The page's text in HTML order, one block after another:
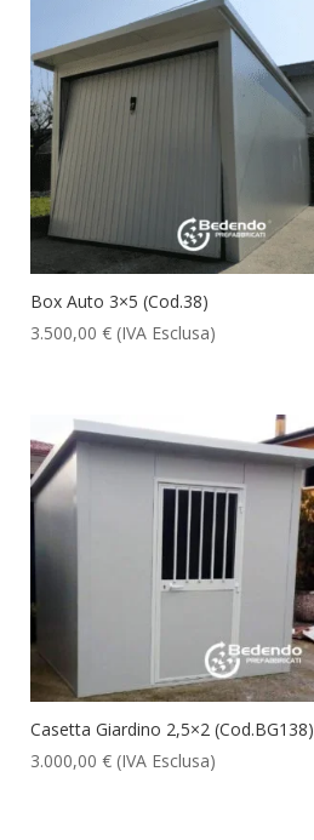
Box Auto 3×5 (Cod.38)
3.500,00€ (IVA Esclusa)
Casetta Giardino 2,5×2 (Cod.BG138)
3.000,00€ (IVA Esclusa)